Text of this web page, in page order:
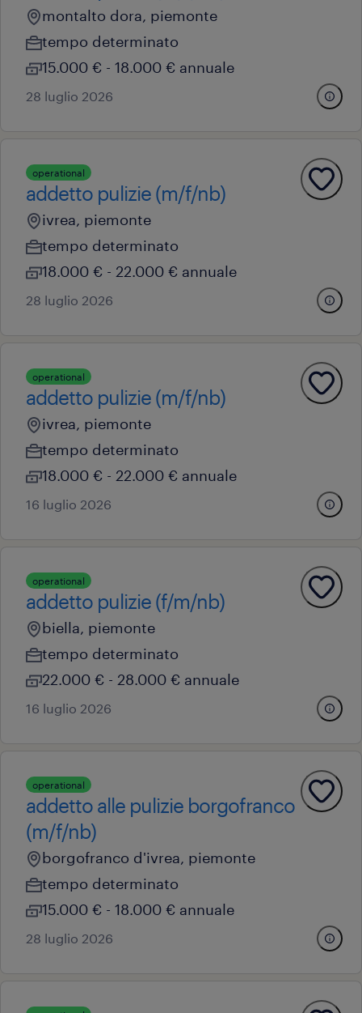
montalto dora, piemonte
tempo determinato
15.000 € - 18.000 € annuale
28 luglio 2026
operational
addetto pulizie (m/f/nb)
ivrea, piemonte
tempo determinato
18.000 € - 22.000 € annuale
28 luglio 2026
operational
addetto pulizie (m/f/nb)
ivrea, piemonte
tempo determinato
18.000 € - 22.000 € annuale
16 luglio 2026
operational
addetto pulizie (f/m/nb)
biella, piemonte
tempo determinato
22.000 € - 28.000 € annuale
16 luglio 2026
operational
addetto alle pulizie borgofranco
(m/f/nb)
borgofranco d'ivrea, piemonte
tempo determinato
15.000 € - 18.000 € annuale
28 luglio 2026